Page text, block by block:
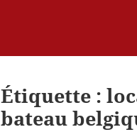
Étiquette :
bateau